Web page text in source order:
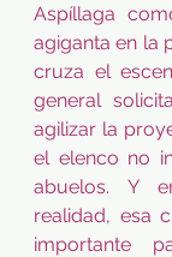
Aspíllaga
agiganta en la
cruza el
general
agilizar la
el elenco no
abuelos. Y
realidad, esa
importante